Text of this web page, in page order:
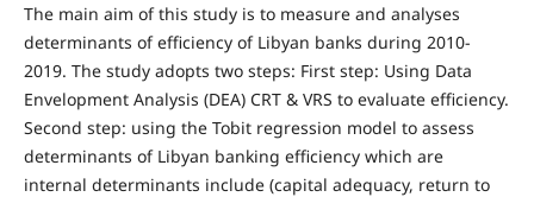
The main aim of this study is to measure and analyses
determinants of efficiency of Libyan banks during 2010-
2019. The study adopts two steps: First step: Using Data
Envelopment Analysis (DEA) CRT & VRS to evaluate efficiency.
Second step: using the Tobit regression model to assess
determinants of Libyan banking efficiency which are
internal determinants include (capital adequacy, return to